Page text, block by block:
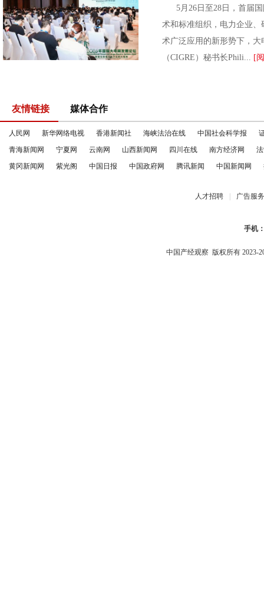
5月26日至28日，首届国
术和标准组织，电力企业
术广泛应用的新形势下，
（CIGRE）秘书长Phili... [
友情链接 媒体合作
人民网 新华网络电视 香港新闻社 海峡法治在线 中国社会科学报
青海新闻网
宁夏网 云南网 山西新闻网 四川在线 南方经济网
黄冈新闻网
紫光阁 中国日报 中国政府网 腾讯新闻 中国新闻网
人才招聘 广告服务
手机
中国产经观察 版权所有 2023-